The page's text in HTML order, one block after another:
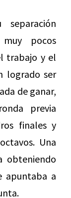
separación
pocos
trabajo y el
logrado ser
de ganar,
previa
finales y
Una
obteniendo
apuntaba a